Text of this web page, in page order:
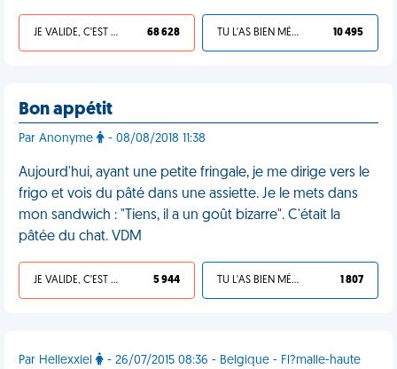
JE VALIDE, C'EST UNE VDM 68 628 TU L'AS BIEN MÉRITÉ 10 495
Bon appétit
Par Anonyme - 08/08/2018 11:38
Aujourd'hui, ayant une petite fringale, je me dirige vers le
frigo et vois du pâté dans une assiette. Je le mets dans
mon sandwich : "Tiens, il a un goût bizarre". C'était la
pâtée du chat. VDM
JE VALIDE, C'EST UNE VDM 5 944 TU L'AS BIEN MÉRITÉ 1 807
Par Hellexxiel - 26/07/2015 08:36 - Belgique - Fl?malle-haute